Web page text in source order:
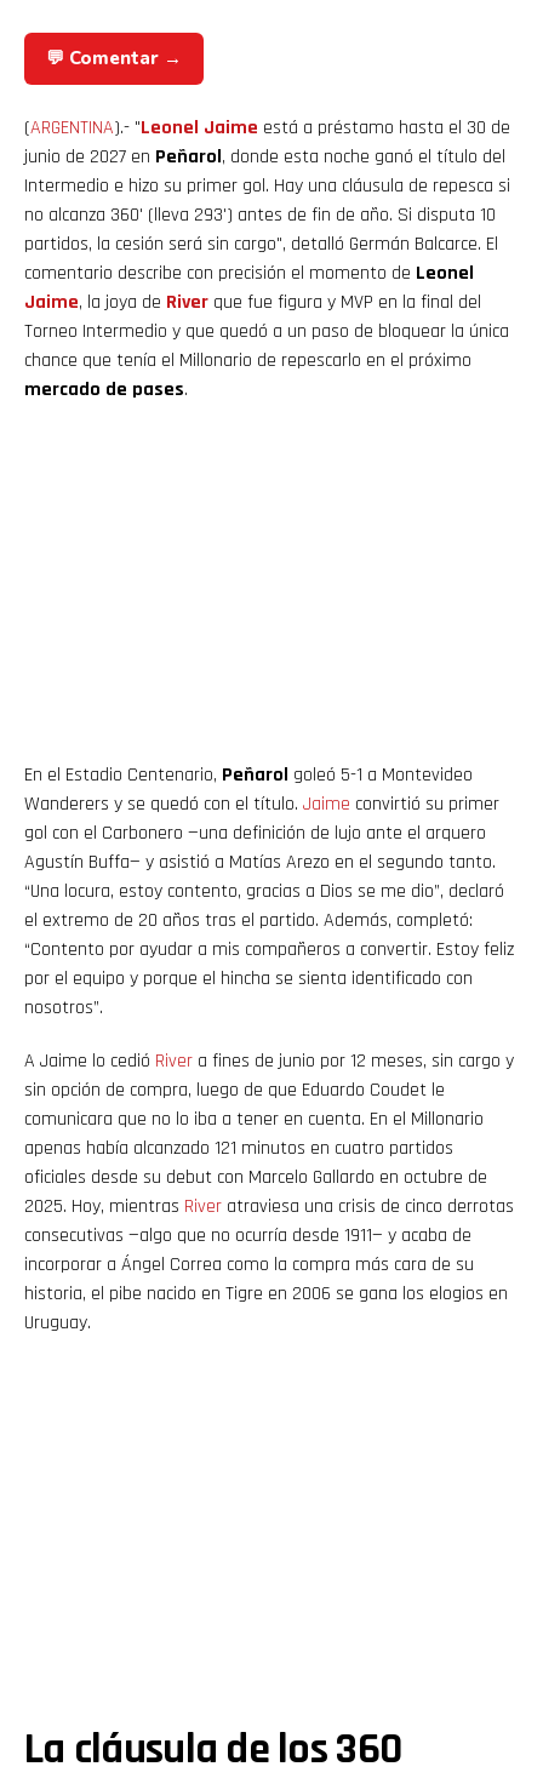
💬 Comentar →
(ARGENTINA).- "Leonel Jaime está a préstamo hasta el 30 de
junio de 2027 en Peñarol, donde esta noche ganó el título del
Intermedio e hizo su primer gol. Hay una cláusula de repesca si
no alcanza 360' (lleva 293') antes de fin de año. Si disputa 10
partidos, la cesión será sin cargo", detalló Germán Balcarce. El
comentario describe con precisión el momento de Leonel
Jaime, la joya de River que fue figura y MVP en la final del
Torneo Intermedio y que quedó a un paso de bloquear la única
chance que tenía el Millonario de repescarlo en el próximo
mercado de pases.
En el Estadio Centenario, Peñarol goleó 5-1 a Montevideo
Wanderers y se quedó con el título. Jaime convirtió su primer
gol con el Carbonero —una definición de lujo ante el arquero
Agustín Buffa— y asistió a Matías Arezo en el segundo tanto.
“Una locura, estoy contento, gracias a Dios se me dio”, declaró
el extremo de 20 años tras el partido. Además, completó:
“Contento por ayudar a mis compañeros a convertir. Estoy feliz
por el equipo y porque el hincha se sienta identificado con
nosotros”.
A Jaime lo cedió River a fines de junio por 12 meses, sin cargo y
sin opción de compra, luego de que Eduardo Coudet le
comunicara que no lo iba a tener en cuenta. En el Millonario
apenas había alcanzado 121 minutos en cuatro partidos
oficiales desde su debut con Marcelo Gallardo en octubre de
2025. Hoy, mientras River atraviesa una crisis de cinco derrotas
consecutivas —algo que no ocurría desde 1911— y acaba de
incorporar a Ángel Correa como la compra más cara de su
historia, el pibe nacido en Tigre en 2006 se gana los elogios en
Uruguay.
La cláusula de los 360